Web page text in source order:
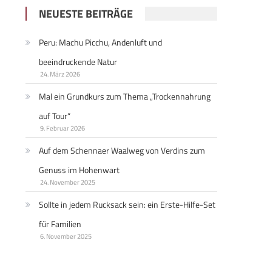
NEUESTE BEITRÄGE
Peru: Machu Picchu, Andenluft und
beeindruckende Natur
24. März 2026
Mal ein Grundkurs zum Thema „Trockennahrung
auf Tour“
9. Februar 2026
Auf dem Schennaer Waalweg von Verdins zum
Genuss im Hohenwart
24. November 2025
Sollte in jedem Rucksack sein: ein Erste-Hilfe-Set
für Familien
6. November 2025